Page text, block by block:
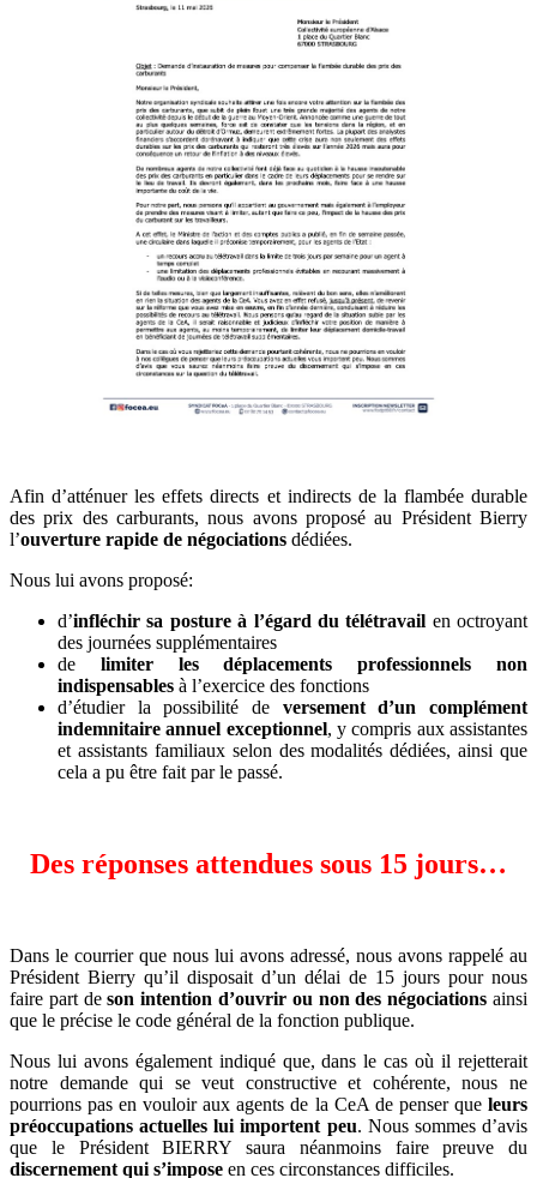
Afin d’atténuer les effets directs et indirects de la flambée durable
des prix des carburants, nous avons proposé au Président Bierry
l’ouverture rapide de négociations dédiées.
Nous lui avons proposé:
d’infléchir sa posture à l’égard du télétravail en octroyant
des journées supplémentaires
de limiter les déplacements professionnels non
indispensables à l’exercice des fonctions
d’étudier la possibilité de versement d’un complément
indemnitaire annuel exceptionnel, y compris aux assistantes
et assistants familiaux selon des modalités dédiées, ainsi que
cela a pu être fait par le passé.
Des réponses attendues sous 15 jours…
Dans le courrier que nous lui avons adressé, nous avons rappelé au
Président Bierry qu’il disposait d’un délai de 15 jours pour nous
faire part deson intention d’ouvrir ou non des négociations ainsi
que le précise le code général de la fonction publique.
Nous lui avons également indiqué que, dans le cas où il rejetterait
notre demande qui se veut constructive et cohérente, nous ne
pourrions pas en vouloir aux agents de la CeA de penser que leurs
préoccupations actuelles lui importent peu. Nous sommes d’avis
que le Président BIERRY saura néanmoins faire preuve du
discernement qui s’impose en ces circonstances difficiles.